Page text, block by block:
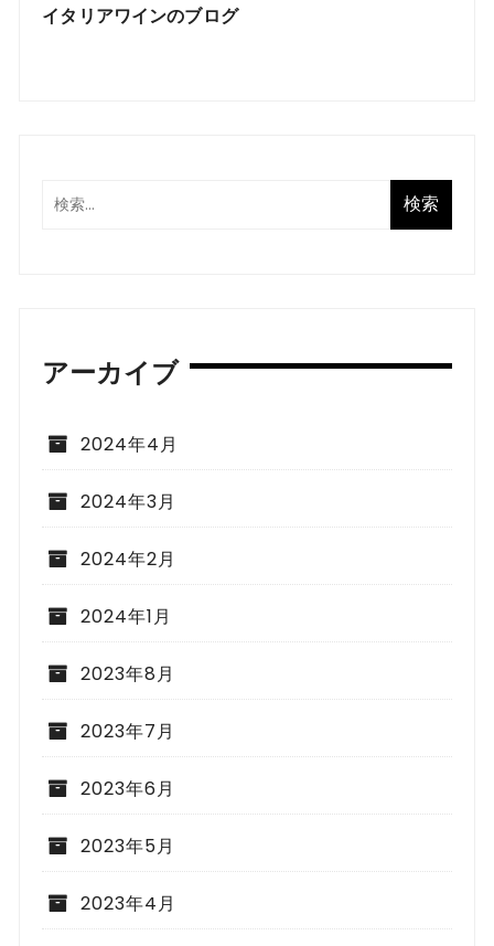
イタリアワインのブログ
アーカイブ
2024年4月
2024年3月
2024年2月
2024年1月
2023年8月
2023年7月
2023年6月
2023年5月
2023年4月